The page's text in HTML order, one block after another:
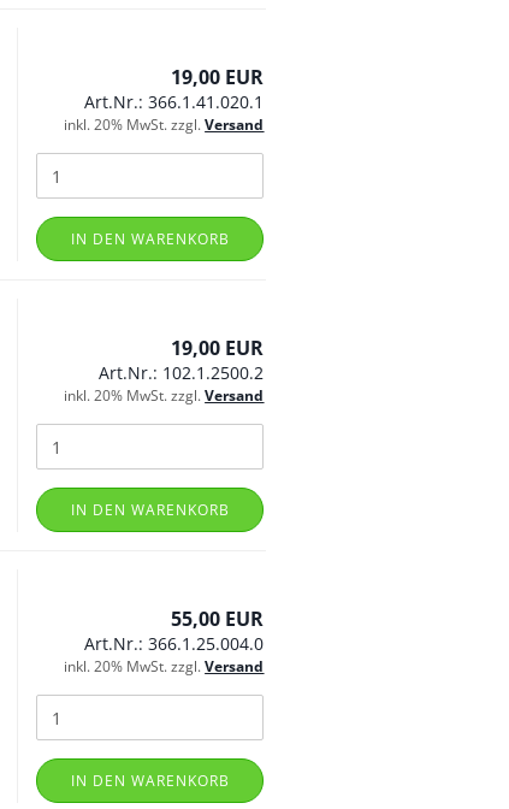
19,00 EUR
Art.Nr.: 366.1.41.020.1
inkl. 20% MwSt. zzgl.Versand
IN DEN WARENKORB
19,00 EUR
Art.Nr.: 102.1.2500.2
inkl. 20% MwSt. zzgl.Versand
IN DEN WARENKORB
55,00 EUR
Art.Nr.: 366.1.25.004.0
inkl. 20% MwSt. zzgl.Versand
IN DEN WARENKORB